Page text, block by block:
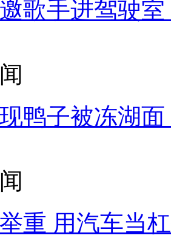
歌手进驾驶
鸭子被冻湖
重 用汽车当